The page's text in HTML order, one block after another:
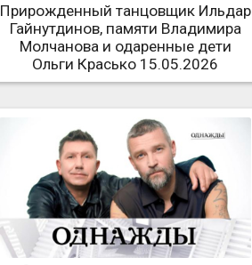
Прирожденный танцовщик Ильдар
Гайнутдинов, памяти Владимира
Молчанова и одаренные дети
Ольги Красько 15.05.2026